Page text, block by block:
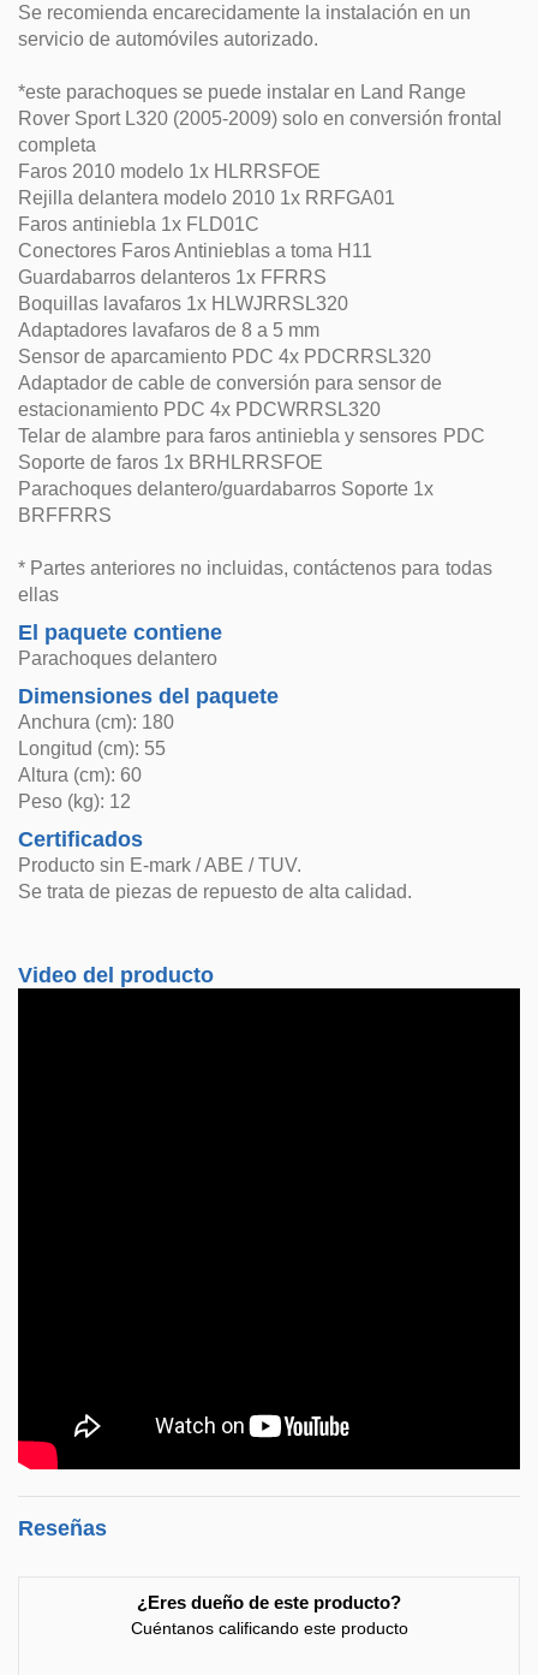
Se recomienda encarecidamente la instalación en un
servicio de automóviles autorizado.
*este parachoques se puede instalar en Land Range
Rover Sport L320 (2005-2009) solo en conversión frontal
completa
Faros 2010 modelo 1x HLRRSFOE
Rejilla delantera modelo 2010 1x RRFGA01
Faros antiniebla 1x FLD01C
Conectores Faros Antinieblas a toma H11
Guardabarros delanteros 1x FFRRS
Boquillas lavafaros 1x HLWJRRSL320
Adaptadores lavafaros de 8 a 5 mm
Sensor de aparcamiento PDC 4x PDCRRSL320
Adaptador de cable de conversión para sensor de
estacionamiento PDC 4x PDCWRRSL320
Telar de alambre para faros antiniebla y sensores PDC
Soporte de faros 1x BRHLRRSFOE
Parachoques delantero/guardabarros Soporte 1x
BRFFRRS
* Partes anteriores no incluidas, contáctenos para todas
ellas
El paquete contiene
Parachoques delantero
Dimensiones del paquete
Anchura (cm): 180
Longitud (cm): 55
Altura (cm): 60
Peso (kg): 12
Certificados
Producto sin E-mark / ABE / TUV.
Se trata de piezas de repuesto de alta calidad.
Video del producto
Reseñas
¿Eres dueño de este producto?
Cuéntanos calificando este producto